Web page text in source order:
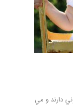
دارند و مي